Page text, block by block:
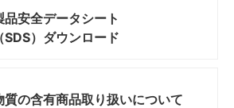
品安全データシート
（SDS）ダウンロード
質の含有商品取り扱いについて